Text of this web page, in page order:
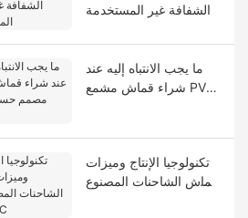
الشفافة غير المستخدمة
ما يجب الانتباه إليه عند
شراء قماش مشمع PVC
تكنولوجيا الإنتاج وميزات
قماش الشاحنات المصنوع